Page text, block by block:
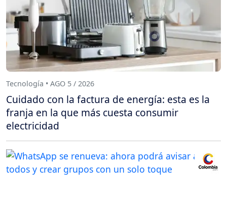
Tecnología • AGO 5 / 2026
Cuidado con la factura de energía: esta es la
franja en la que más cuesta consumir
electricidad